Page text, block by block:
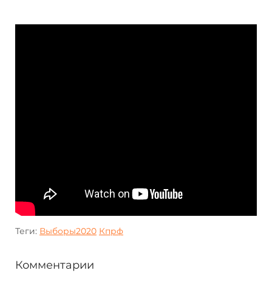
Теги: Выборы2020 Кпрф
Комментарии